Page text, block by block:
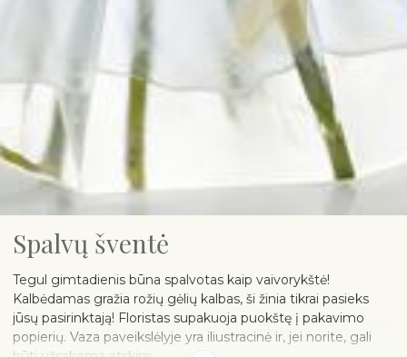
Spalvų šventė
Tegul gimtadienis būna spalvotas kaip vaivorykštė!
Kalbėdamas gražia rožių gėlių kalbas, ši žinia tikrai pasieks
jūsų pasirinktają! Floristas supakuoja puokštę į pakavimo
popierių. Vaza paveikslėlyje yra iliustracinė ir, jei norite, gali